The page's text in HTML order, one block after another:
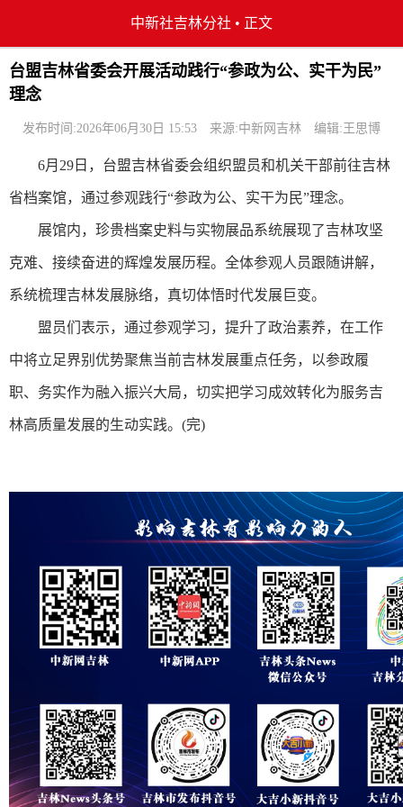
中新社吉林分社 • 正文
台盟吉林省委会开展活动践行“参政为公、实干为民”
理念
发布时间:2026年06月30日 15:53 来源:中新网吉林 编辑:王思博
6月29日，台盟吉林省委会组织盟员和机关干部前往吉林
省档案馆，通过参观践行“参政为公、实干为民”理念。
展馆内，珍贵档案史料与实物展品系统展现了吉林攻坚
克难、接续奋进的辉煌发展历程。全体参观人员跟随讲解，
系统梳理吉林发展脉络，真切体悟时代发展巨变。
盟员们表示，通过参观学习，提升了政治素养，在工作
中将立足界别优势聚焦当前吉林发展重点任务，以参政履
职、务实作为融入振兴大局，切实把学习成效转化为服务吉
林高质量发展的生动实践。(完)